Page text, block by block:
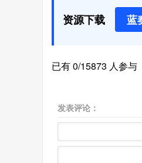
资源下载 蓝
已有 0/15873 人参与
发表评论：